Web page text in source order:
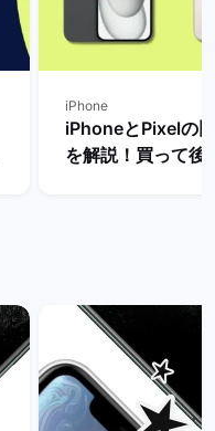
iPhone
iPhoneとPixelの
を解説！買って後